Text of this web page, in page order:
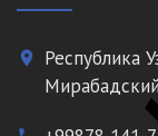
place
Республика